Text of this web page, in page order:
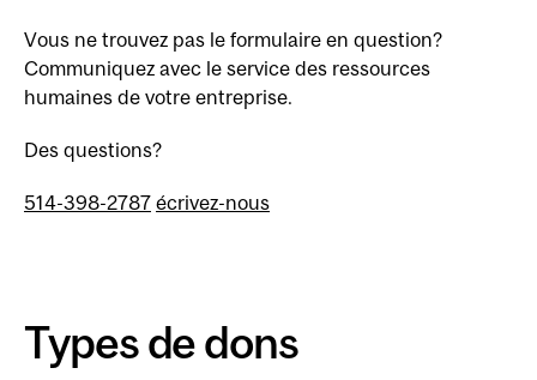
Vous ne trouvez pas le formulaire en question?
Communiquez avec le service des ressources
humaines de votre entreprise.
Des questions?
514-398-2787 écrivez-nous
Types de dons